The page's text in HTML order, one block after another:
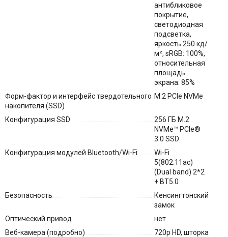
антибликовое
покрытие,
светодиодная
подсветка,
яркость 250 кд/
м², sRGB: 100%,
относительная
площадь
экрана: 85%
Форм-фактор и интерфейс твердотельного
накопителя (SSD)
M.2 PCIe NVMe
Конфигурация SSD
256 ГБ M.2
NVMe™ PCIe®
3.0 SSD
Конфигурация модулей Bluetooth/Wi-Fi
Wi-Fi
5(802.11ac)
(Dual band) 2*2
+ BT5.0
Безопасность
Кенсингтонский
замок
Оптический привод
нет
Веб-камера (подробно)
720p HD, шторка